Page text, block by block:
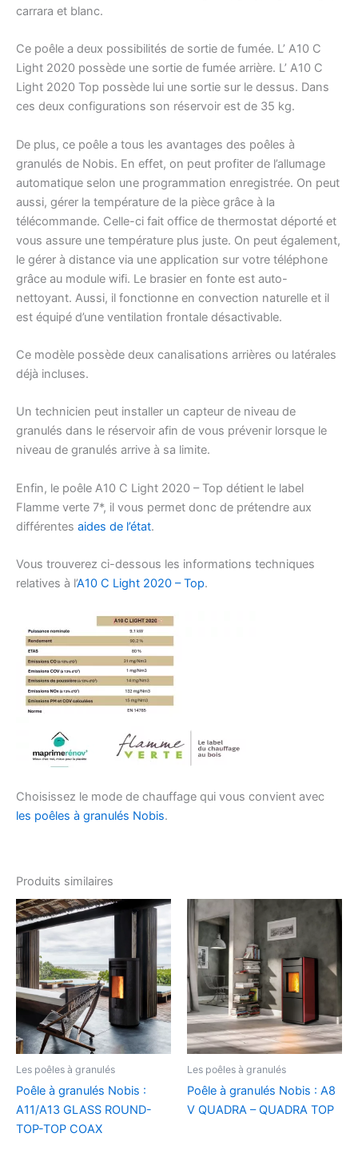
carrara et blanc.
Ce poêle a deux possibilités de sortie de fumée. L’ A10 C
Light 2020 possède une sortie de fumée arrière. L’ A10 C
Light 2020 Top possède lui une sortie sur le dessus. Dans
ces deux configurations son réservoir est de 35 kg.
De plus, ce poêle a tous les avantages des poêles à
granulés de Nobis. En effet, on peut profiter de l’allumage
automatique selon une programmation enregistrée. On peut
aussi, gérer la température de la pièce grâce à la
télécommande. Celle-ci fait office de thermostat déporté et
vous assure une température plus juste. On peut également,
le gérer à distance via une application sur votre téléphone
grâce au module wifi. Le brasier en fonte est auto-
nettoyant. Aussi, il fonctionne en convection naturelle et il
est équipé d’une ventilation frontale désactivable.
Ce modèle possède deux canalisations arrières ou latérales
déjà incluses.
Un technicien peut installer un capteur de niveau de
granulés dans le réservoir afin de vous prévenir lorsque le
niveau de granulés arrive à sa limite.
Enfin, le poêle A10 C Light 2020 – Top détient le label
Flamme verte 7*, il vous permet donc de prétendre aux
différentes aides de l’état.
Vous trouverez ci-dessous les informations techniques
relatives à l’A10 C Light 2020 – Top.
Choisissez le mode de chauffage qui vous convient avec
les poêles à granulés Nobis.
Produits similaires
Les poêles à granulés
Poêle à granulés Nobis :
A11/A13 GLASS ROUND-
TOP-TOP COAX
Les poêles à granulés
Poêle à granulés Nobis : A8
V QUADRA – QUADRA TOP